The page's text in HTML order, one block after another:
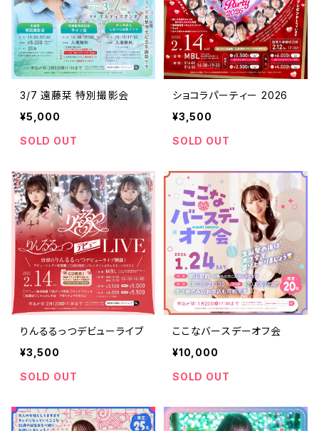
3/7 遠藤栞 特別撮影会
¥5,000
SOLD OUT
ショコラパーティー 2026
¥3,500
SOLD OUT
りんるるっつデビューライブ
¥3,500
SOLD OUT
ここなバースデーオフ会
¥10,000
SOLD OUT